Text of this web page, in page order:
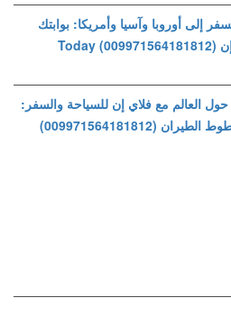
إلى أوروبا وآسيا وأمريكا: بوابتك
الآمنة للعالم عبر فلاي إن (009971564181812) Today
العالم مع فلاي إن للسياحة والسفر:
دليلك الشامل لجميع خطوط الطيران (009971564181812)